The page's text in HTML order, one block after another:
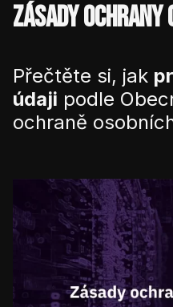
Zásady ochrany
Přečtěte si, jak
údaji podle
ochraně